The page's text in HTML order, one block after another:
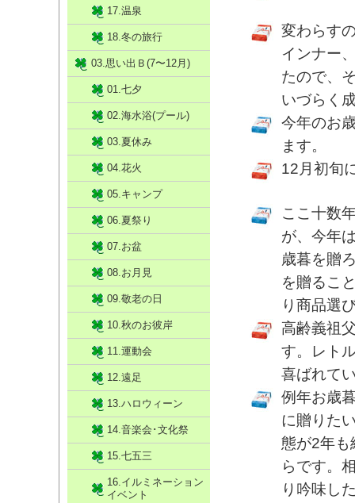
変わらす
インナー
たので、
いづらく
今年のお
ます。
12月初旬
ここ十数
が、今年
歳暮を贈
を贈るこ
り商品選
高齢義祖
す。レト
喜ばれて
例年お歳
に贈りた
態が2年も
らです。
り吟味し
17.温泉
18.冬の旅行
03.思い出Ｂ(7〜12月)
01.七夕
02.海水浴(プール)
03.夏休み
04.花火
05.キャンプ
06.夏祭り
07.お盆
08.お月見
09.敬老の日
10.秋のお彼岸
11.運動会
12.遠足
13.ハロウィーン
14.音楽会･文化祭
15.七五三
16.イルミネーション
イベント